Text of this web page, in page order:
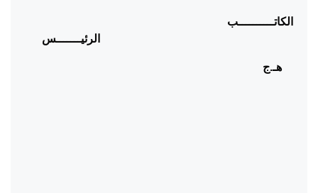
الكاتــــــــــب
الرئيـــــــس
هـ.ج